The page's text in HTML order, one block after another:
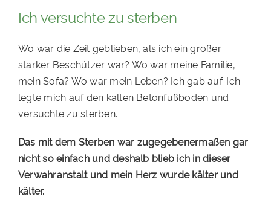
Ich versuchte zu sterben
Wo war die Zeit geblieben, als ich ein großer
starker Beschützer war? Wo war meine Familie,
mein Sofa? Wo war mein Leben? Ich gab auf. Ich
legte mich auf den kalten Betonfußboden und
versuchte zu sterben.
Das mit dem Sterben war zugegebenermaßen gar
nicht so einfach und deshalb blieb ich in dieser
Verwahranstalt und mein Herz wurde kälter und
kälter.